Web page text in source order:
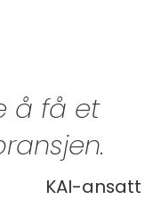
å få et
KAI-ansatt